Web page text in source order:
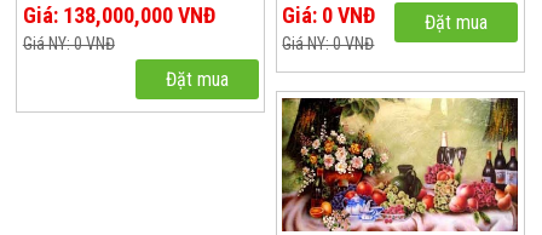
Giá: 138,000,000 VNĐ
Giá NY: 0 VNĐ
Đặt mua
Giá: 0 VNĐ
Giá NY: 0 VNĐ
Đặt mua